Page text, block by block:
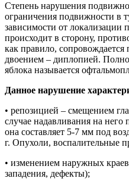
Степень нарушения
ограничения подвижности в
зависимости от локализации
происходит в сторону,
как правило,
двоением – диплопией.
яблока называется
Данное нарушение
• репозицией – смещением
случае надавливания на
она составляет 5-7 мм под
г. Опухоли, воспалительные
• изменением наружных
западения, дефекты);